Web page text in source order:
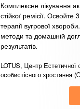
Комплексне лікування
стійкої ремісії. Освойте
терапії вугрової
методи та домашній
результатів.
LOTUS, Центр Естетичної
особистісного зростання